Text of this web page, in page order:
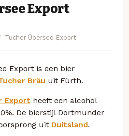
Export
Tucher Übersee Export
Export is een bier
Bräu uit Fürth.
Export heeft een alcohol
De bierstijl Dortmunder
uit Duitsland.